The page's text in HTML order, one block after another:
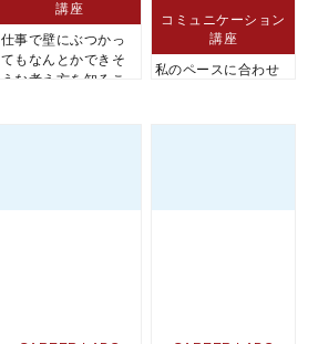
講座
仕事で壁にぶつかっ
てもなんとかできそ
うな考え方を知るこ
コミュニケーション
講座
私のペースに合わせ